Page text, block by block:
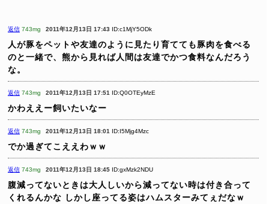
返信 743mg 2011年12月13日 17:43 ID:c1MjY5ODk
人が豚をペットや友達のように見たり育てても豚肉を食べる
のと一緒で、熊から見れば人間は友達でかつ食料なんだろう
な。
返信 743mg 2011年12月13日 17:51 ID:Q0OTEyMzE
かわええー飼いたいなー
返信 743mg 2011年12月13日 18:01 ID:I5Mjg4Mzc
でか過ぎてこええわｗｗ
返信 743mg 2011年12月13日 18:45 ID:gxMzk2NDU
腹減ってないときは大人しいから減ってない時は付き合って
くれるんかな しかし座ってる姿はハムスターみてぇだなｗ